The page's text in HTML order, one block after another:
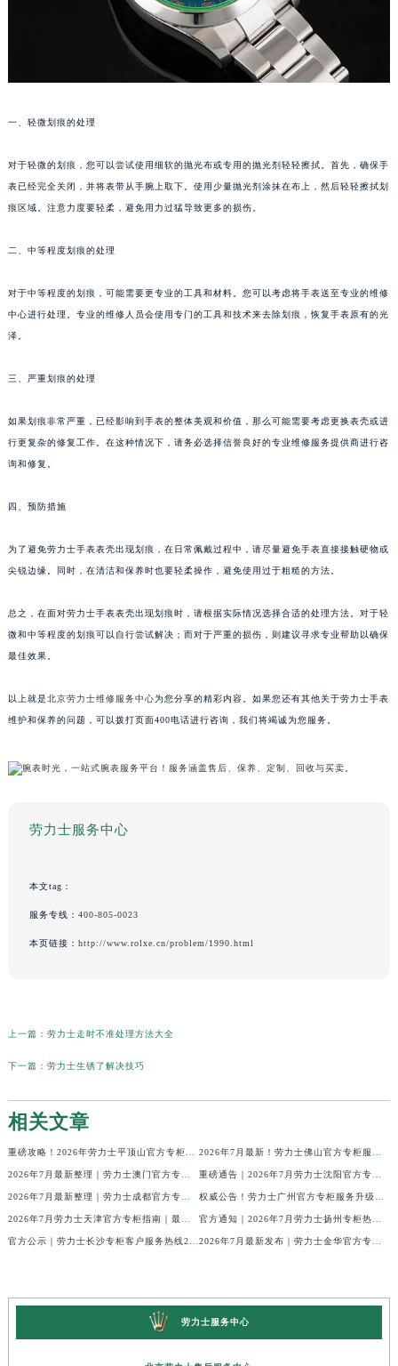
一、轻微划痕的处理
对于轻微的划痕，您可以尝试使用细软的抛光布或专用的抛光剂轻轻擦拭。首先，确保手
表已经完全关闭，并将表带从手腕上取下。使用少量抛光剂涂抹在布上，然后轻轻擦拭划
痕区域。注意力度要轻柔，避免用力过猛导致更多的损伤。
二、中等程度划痕的处理
对于中等程度的划痕，可能需要更专业的工具和材料。您可以考虑将手表送至专业的维修
中心进行处理。专业的维修人员会使用专门的工具和技术来去除划痕，恢复手表原有的光
泽。
三、严重划痕的处理
如果划痕非常严重，已经影响到手表的整体美观和价值，那么可能需要考虑更换表壳或进
行更复杂的修复工作。在这种情况下，请务必选择信誉良好的专业维修服务提供商进行咨
询和修复。
四、预防措施
为了避免劳力士手表表壳出现划痕，在日常佩戴过程中，请尽量避免手表直接接触硬物或
尖锐边缘。同时，在清洁和保养时也要轻柔操作，避免使用过于粗糙的方法。
总之，在面对劳力士手表表壳出现划痕时，请根据实际情况选择合适的处理方法。对于轻
微和中等程度的划痕可以自行尝试解决；而对于严重的损伤，则建议寻求专业帮助以确保
最佳效果。
以上就是北京劳力士维修服务中心为您分享的精彩内容。如果您还有其他关于劳力士手表
维护和保养的问题，可以拨打页面400电话进行咨询，我们将竭诚为您服务。
劳力士服务中心
本文tag：
服务专线： 400-805-0023
本页链接： http://www.rolxe.cn/problem/1990.html
上一篇： 劳力士走时不准处理方法大全
下一篇： 劳力士生锈了解决技巧
相关文章
劳力士服务中心